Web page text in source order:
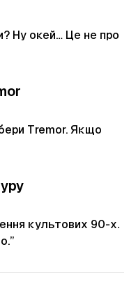
Ну окей… Це не про
Tremor. Якщо
культових 90-х.